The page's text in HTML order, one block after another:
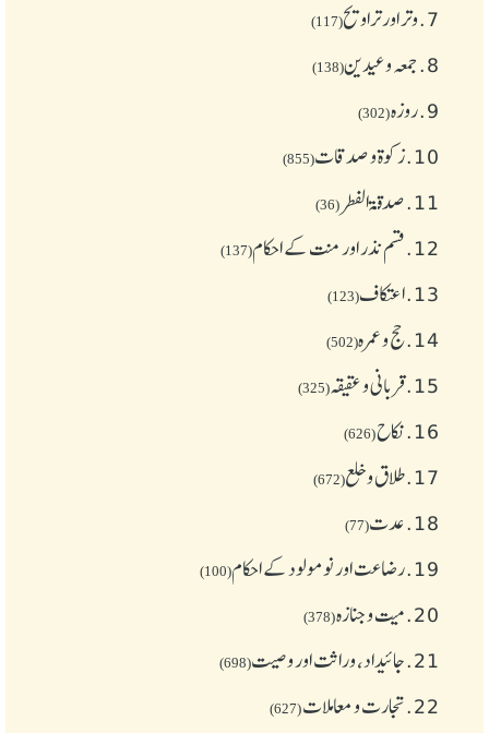
7. وتر اور تراویح(117)
8. جمعہ وعیدین(138)
9. روزہ(302)
10. زکوة و صدقات(855)
11. صدقۃ الفطر (36)
12. قسم نذر اور منت کے احکام(137)
13. اعتکاف(123)
14. حج و عمرہ(502)
15. قربانی و عقیقہ(325)
16. نکاح(626)
17. طلاق و خلع(672)
18. عدت(77)
19. رضاعت اور نومولود کے احکام(100)
20. میت و جنازہ(378)
21. جائیداد، وراثت اور وصیت(698)
22. تجارت و معاملات(627)